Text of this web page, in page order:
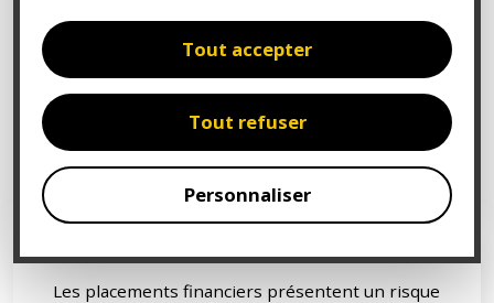
patrimoine , lors de toutes les
étapes de la vie.
Avertissement sur les risques
Les placements financiers présentent un risque
Tout accepter
Tout refuser
Personnaliser